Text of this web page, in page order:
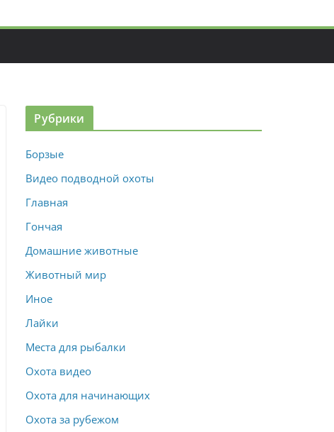
Рубрики
Борзые
Видео подводной охоты
Главная
Гончая
Домашние животные
Животный мир
Иное
Лайки
Места для рыбалки
Охота видео
Охота для начинающих
Охота за рубежом